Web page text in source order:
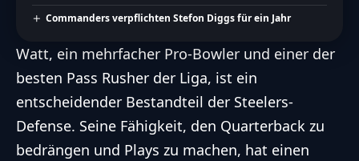
Commanders verpflichten Stefon Diggs für ein Jahr
Watt, ein mehrfacher Pro-Bowler und einer der
besten Pass Rusher der Liga, ist ein
entscheidender Bestandteil der Steelers-
Defense. Seine Fähigkeit, den Quarterback zu
bedrängen und Plays zu machen, hat einen